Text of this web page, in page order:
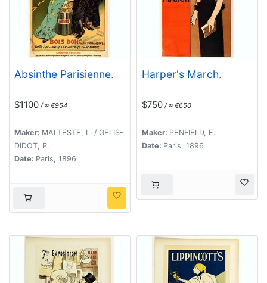
Absinthe Parisienne.
$1100 / ≈ €954
Maker: MALTESTE, L. / GELIS-
DIDOT, P.
Date: Paris, 1896
Harper's March.
$750 / ≈ €650
Maker: PENFIELD, E.
Date: Paris, 1896